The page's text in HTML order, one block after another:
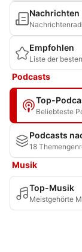
Nachrichten
Empfohlen
Liste der
Podcasts
Top-
Beliebteste
Podcasts
18
Musik
Top-Musik
Meistgehörte